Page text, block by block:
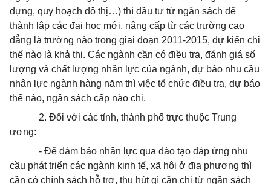
dựng, quy hoạch đô thị…) thì đầu tư từ ngân sách để
thành lập các đại học mới, nâng cấp từ các trường cao
đẳng là trường nào trong giai đoạn 2011-2015, dự kiến chi
thế nào là khả thi. Các ngành cần có điều tra, đánh giá số
lượng và chất lượng nhân lực của ngành, dự báo nhu cầu
nhân lực ngành hàng năm thì việc tổ chức điều tra, dự báo
thế nào, ngân sách cấp nào chi.
2. Đối với các tỉnh, thành phố trực thuộc Trung
ương:
- Để đảm bảo nhân lực qua đào tạo đáp ứng nhu
cầu phát triển các ngành kinh tế, xã hội ở địa phương thì
cần có chính sách hỗ trợ, thu hút gì cần chi từ ngân sách